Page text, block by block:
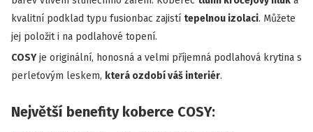
kvalitní podklad typu fusionbac zajistí tepelnou izolaci. Můžete
jej položit i na podlahové topení.
COSYje originální, honosná a velmi příjemná podlahová krytina s
perleťovým leskem, která ozdobí váš interiér.
Největší benefity koberce COSY: